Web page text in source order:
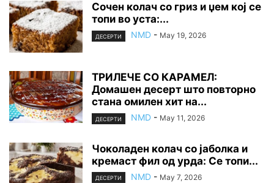
Сочен колач со гриз и џем кој се
топи во уста:...
ДЕСЕРТИ NMD - May 19, 2026
ТРИЛЕЧЕ СО КАРАМЕЛ:
Домашен десерт што повторно
стана омилен хит на...
ДЕСЕРТИ NMD - May 11, 2026
Чоколаден колач со јаболка и
кремаст фил од урда: Се топи...
ДЕСЕРТИ NMD - May 7, 2026